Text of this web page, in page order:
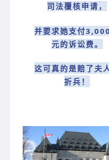
司法覆核申请，
并要求她支付
元的诉讼费。
这可真的是赔了夫
折兵！